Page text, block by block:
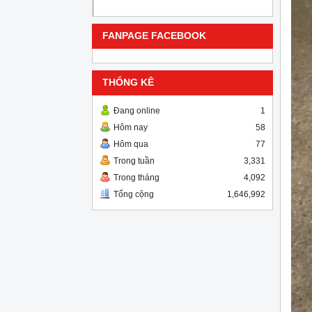
FANPAGE FACEBOOK
THỐNG KÊ
Đang online
1
Hôm nay
58
Hôm qua
77
Trong tuần
3,331
Trong tháng
4,092
Tổng cộng
1,646,992